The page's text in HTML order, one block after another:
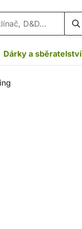
Dárky a sběratelství